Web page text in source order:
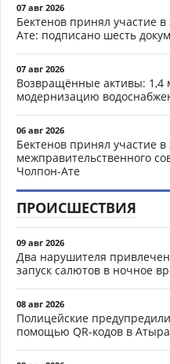
07 авг 2026
Бектенов принял участие
Ате: подписано шесть
07 авг 2026
Возвращённые активы: 1,4
модернизацию
06 авг 2026
Бектенов принял участие
межправительственного
Чолпон-Ате
ПРОИСШЕСТВИЯ
09 авг 2026
Два нарушителя
запуск салютов в ночное
08 авг 2026
Полицейские
помощью QR-кодов в